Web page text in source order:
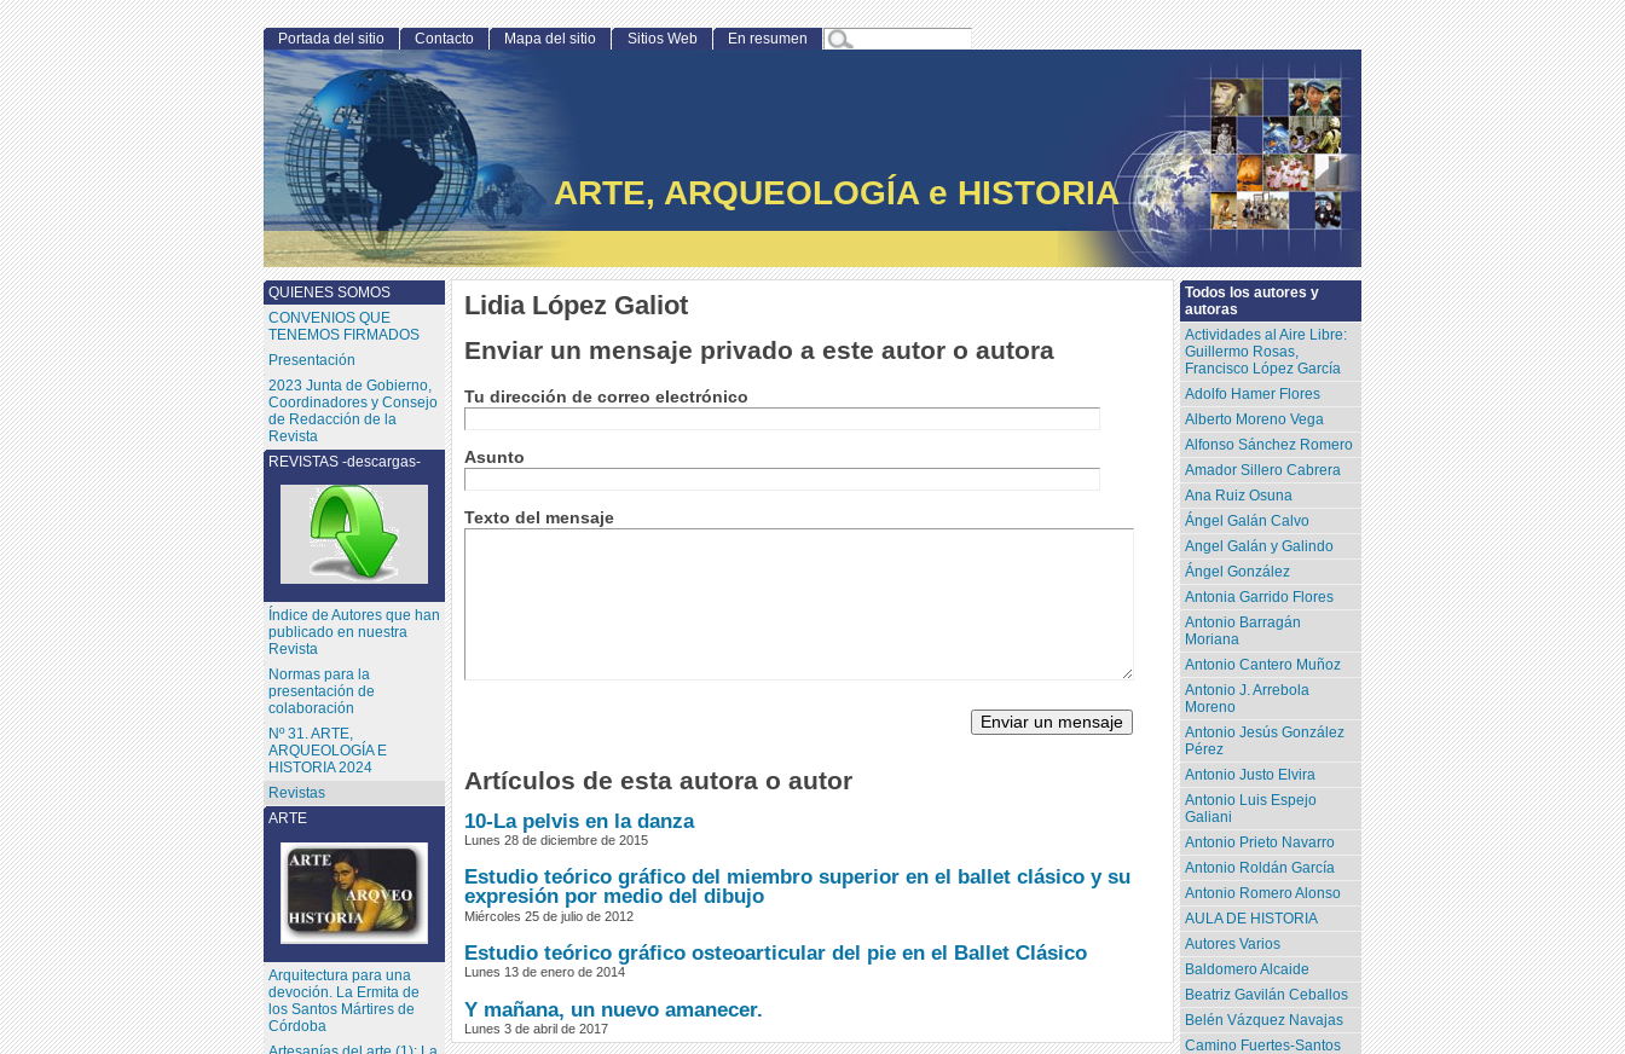
ARTE, ARQUEOLOGÍA e HISTORIA
Lidia López Galiot
Enviar un mensaje privado a este autor o autora
Tu dirección de correo electrónico
Asunto
Texto del mensaje
Artículos de esta autora o autor
10-La pelvis en la danza
Lunes 28 de diciembre de 2015
Estudio teórico gráfico del miembro superior en el ballet clásico y su
expresión por medio del dibujo
Miércoles 25 de julio de 2012
Estudio teórico gráfico osteoarticular del pie en el Ballet Clásico
Lunes 13 de enero de 2014
Y mañana, un nuevo amanecer.
Lunes 3 de abril de 2017
Todos los autores y
autoras
Actividades al Aire Libre:
Guillermo Rosas,
Francisco López García
Adolfo Hamer Flores
Alberto Moreno Vega
Alfonso Sánchez Romero
Amador Sillero Cabrera
Ana Ruiz Osuna
Ángel Galán Calvo
Angel Galán y Galindo
Ángel González
Antonia Garrido Flores
Antonio Barragán
Moriana
Antonio Cantero Muñoz
Antonio J. Arrebola
Moreno
Antonio Jesús González
Pérez
Antonio Justo Elvira
Antonio Luis Espejo
Galiani
Antonio Prieto Navarro
Antonio Roldán García
Antonio Romero Alonso
AULA DE HISTORIA
Autores Varios
Baldomero Alcaide
Beatriz Gavilán Ceballos
Belén Vázquez Navajas
Camino Fuertes-Santos
Portada del sitio Contacto Mapa del sitio Sitios Web En resumen
QUIENES SOMOS
CONVENIOS QUE
TENEMOS FIRMADOS
Presentación
2023 Junta de Gobierno,
Coordinadores y Consejo
de Redacción de la
Revista
ARTE
Arquitectura para una
devoción. La Ermita de
los Santos Mártires de
Córdoba
REVISTAS -descargas-
Índice de Autores que han
publicado en nuestra
Revista
Normas para la
presentación de
colaboración
Nº 31. ARTE,
ARQUEOLOGÍA E
HISTORIA 2024
Revistas